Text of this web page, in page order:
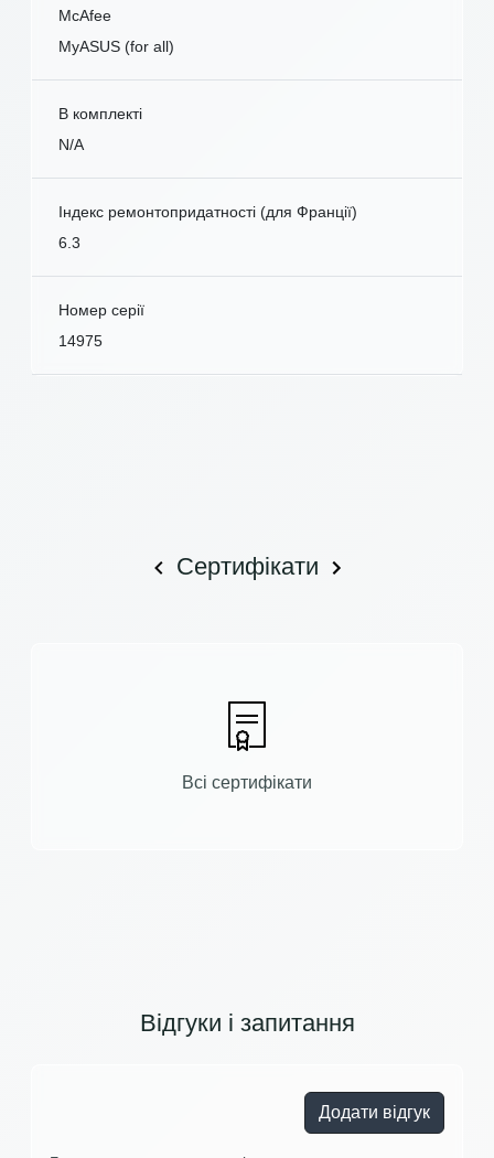
McAfee
MyASUS (for all)
В комплекті
N/A
Індекс ремонтопридатності (для Франції)
6.3
Номер серії
14975
Сертифікати
Всі сертифікати
Відгуки і запитання
Додати відгук